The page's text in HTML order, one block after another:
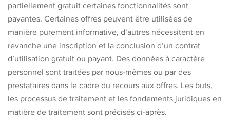
partiellement gratuit certaines fonctionnalités sont
payantes. Certaines offres peuvent être utilisées de
manière purement informative, d’autres nécessitent en
revanche une inscription et la conclusion d’un contrat
d’utilisation gratuit ou payant. Des données à caractère
personnel sont traitées par nous-mêmes ou par des
prestataires dans le cadre du recours aux offres. Les buts,
les processus de traitement et les fondements juridiques en
matière de traitement sont précisés ci-après.